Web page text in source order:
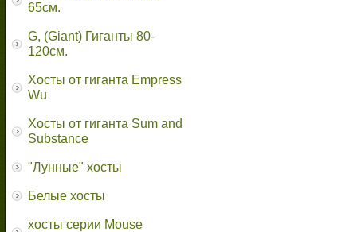
65cм.
G, (Giant) Гиганты 80-
120см.
Хосты от гиганта Empress
Wu
Хосты от гиганта Sum and
Substance
"Лунные" хосты
Белые хосты
хосты серии Mouse